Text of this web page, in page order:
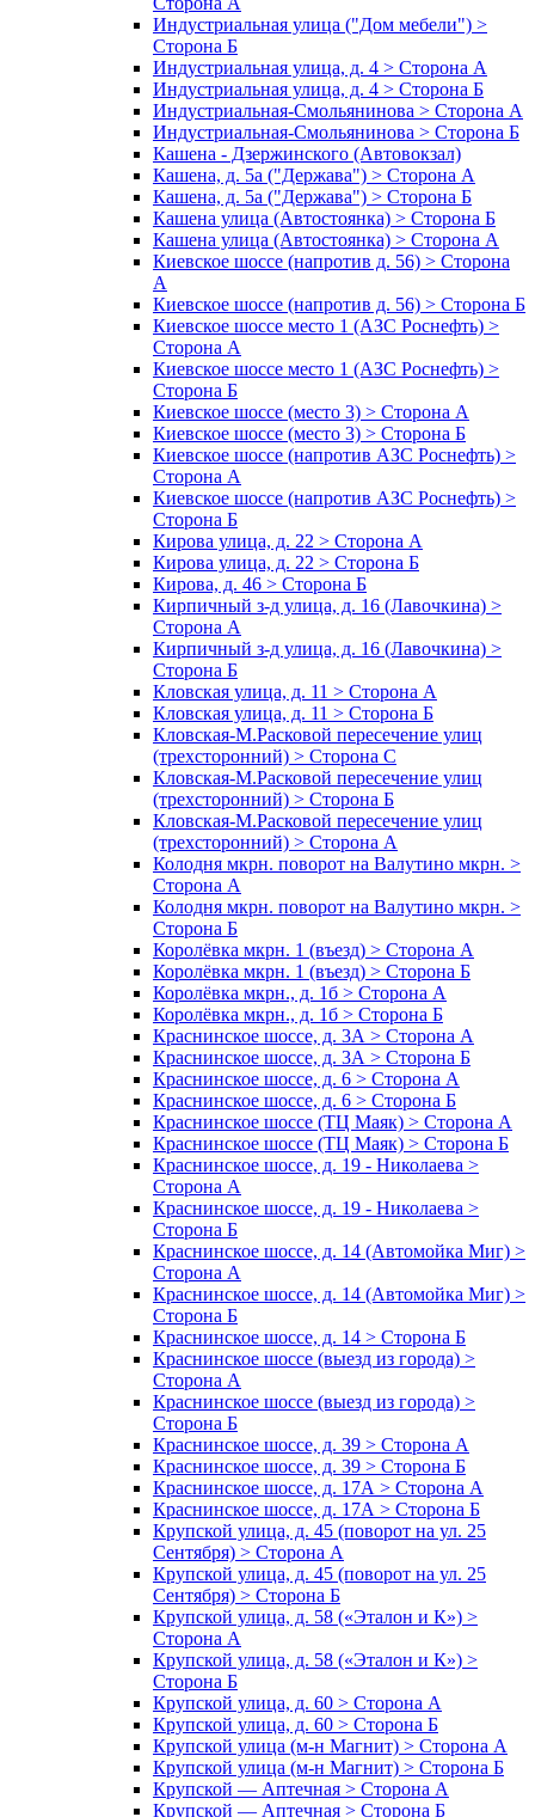
Индустриальная улица ("Дом мебели") >
Сторона Б
Индустриальная улица, д. 4 > Сторона А
Индустриальная улица, д. 4 > Сторона Б
Индустриальная-Смольянинова > Сторона А
Индустриальная-Смольянинова > Сторона Б
Кашена - Дзержинского (Автовокзал)
Кашена, д. 5а ("Держава") > Сторона А
Кашена, д. 5а ("Держава") > Сторона Б
Кашена улица (Автостоянка) > Сторона Б
Кашена улица (Автостоянка) > Сторона А
Киевское шоссе (напротив д. 56) > Сторона
А
Киевское шоссе (напротив д. 56) > Сторона Б
Киевское шоссе место 1 (АЗС Роснефть) >
Сторона А
Киевское шоссе место 1 (АЗС Роснефть) >
Сторона Б
Киевское шоссе (место 3) > Сторона А
Киевское шоссе (место 3) > Сторона Б
Киевское шоссе (напротив АЗС Роснефть) >
Сторона А
Киевское шоссе (напротив АЗС Роснефть) >
Сторона Б
Кирова улица, д. 22 > Сторона А
Кирова улица, д. 22 > Сторона Б
Кирова, д. 46 > Сторона Б
Кирпичный з-д улица, д. 16 (Лавочкина) >
Сторона А
Кирпичный з-д улица, д. 16 (Лавочкина) >
Сторона Б
Кловская улица, д. 11 > Сторона А
Кловская улица, д. 11 > Сторона Б
Кловская-М.Расковой пересечение улиц
(трехсторонний) > Сторона С
Кловская-М.Расковой пересечение улиц
(трехсторонний) > Сторона Б
Кловская-М.Расковой пересечение улиц
(трехсторонний) > Сторона А
Колодня мкрн. поворот на Валутино мкрн. >
Сторона А
Колодня мкрн. поворот на Валутино мкрн. >
Сторона Б
Королёвка мкрн. 1 (въезд) > Сторона А
Королёвка мкрн. 1 (въезд) > Сторона Б
Королёвка мкрн., д. 1б > Сторона А
Королёвка мкрн., д. 1б > Сторона Б
Краснинское шоссе, д. 3А > Сторона А
Краснинское шоссе, д. 3А > Сторона Б
Краснинское шоссе, д. 6 > Сторона А
Краснинское шоссе, д. 6 > Сторона Б
Краснинское шоссе (ТЦ Маяк) > Сторона А
Краснинское шоссе (ТЦ Маяк) > Сторона Б
Краснинское шоссе, д. 19 - Николаева >
Сторона А
Краснинское шоссе, д. 19 - Николаева >
Сторона Б
Краснинское шоссе, д. 14 (Автомойка Миг) >
Сторона А
Краснинское шоссе, д. 14 (Автомойка Миг) >
Сторона Б
Краснинское шоссе, д. 14 > Сторона Б
Краснинское шоссе (выезд из города) >
Сторона А
Краснинское шоссе (выезд из города) >
Сторона Б
Краснинское шоссе, д. 39 > Сторона А
Краснинское шоссе, д. 39 > Сторона Б
Краснинское шоссе, д. 17А > Сторона А
Краснинское шоссе, д. 17А > Сторона Б
Крупской улица, д. 45 (поворот на ул. 25
Сентября) > Сторона А
Крупской улица, д. 45 (поворот на ул. 25
Сентября) > Сторона Б
Крупской улица, д. 58 («Эталон и К») >
Сторона А
Крупской улица, д. 58 («Эталон и К») >
Сторона Б
Крупской улица, д. 60 > Сторона А
Крупской улица, д. 60 > Сторона Б
Крупской улица (м-н Магнит) > Сторона А
Крупской улица (м-н Магнит) > Сторона Б
Крупской — Аптечная > Сторона А
Крупской — Аптечная > Сторона Б